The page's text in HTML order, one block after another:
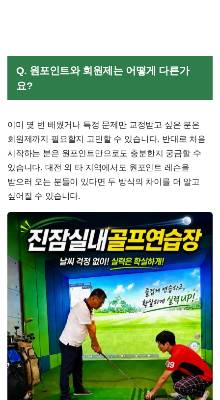
Q. 원포인트와 회원제는 어떻게 다른가
요?
이미 몇 번 배웠거나 특정 문제만 교정받고 싶은 분은
회원제까지 필요할지 고민할 수 있습니다. 반대로 처음
시작하는 분은 원포인트만으로도 충분한지 궁금할 수
있습니다. 대전 외 타 지역에서도 원포인트 레슨을
받으러 오는 분들이 있다면 두 방식의 차이를 더 알고
싶어질 수 있습니다.